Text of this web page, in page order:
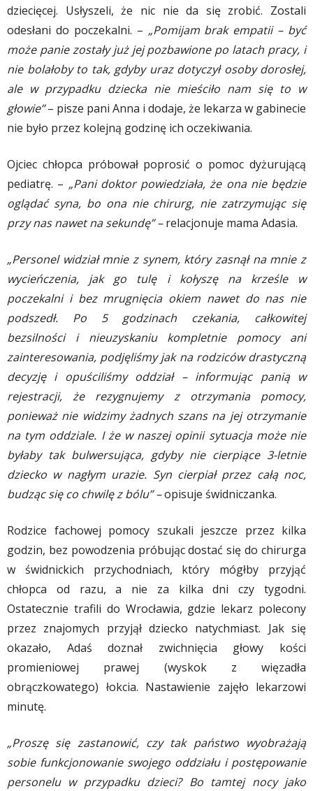
dziecięcej. Usłyszeli, że nic nie da się zrobić. Zostali
odesłani do poczekalni. – „Pomijam brak empatii – być
może panie zostały już jej pozbawione po latach pracy, i
nie bolałoby to tak, gdyby uraz dotyczył osoby dorosłej,
ale w przypadku dziecka nie mieściło nam się to w
głowie”– pisze pani Anna i dodaje, że lekarza w gabinecie
nie było przez kolejną godzinę ich oczekiwania.
Ojciec chłopca próbował poprosić o pomoc dyżurującą
pediatrę. – „Pani doktor powiedziała, że ona nie będzie
oglądać syna, bo ona nie chirurg, nie zatrzymując się
przy nas nawet na sekundę” –relacjonuje mama Adasia.
„Personel widział mnie z synem, który zasnął na mnie z
wycieńczenia, jak go tulę i kołyszę na krześle w
poczekalni i bez mrugnięcia okiem nawet do nas nie
podszedł. Po 5 godzinach czekania, całkowitej
bezsilności i nieuzyskaniu kompletnie pomocy ani
zainteresowania, podjęliśmy jak na rodziców drastyczną
decyzję i opuściliśmy oddział – informując panią w
rejestracji, że rezygnujemy z otrzymania pomocy,
ponieważ nie widzimy żadnych szans na jej otrzymanie
na tym oddziale. I że w naszej opinii sytuacja może nie
byłaby tak bulwersująca, gdyby nie cierpiące 3-letnie
dziecko w nagłym urazie. Syn cierpiał przez całą noc,
budząc się co chwilę z bólu” –opisuje świdniczanka.
Rodzice fachowej pomocy szukali jeszcze przez kilka
godzin, bez powodzenia próbując dostać się do chirurga
w świdnickich przychodniach, który mógłby przyjąć
chłopca od razu, a nie za kilka dni czy tygodni.
Ostatecznie trafili do Wrocławia, gdzie lekarz polecony
przez znajomych przyjął dziecko natychmiast. Jak się
okazało, Adaś doznał zwichnięcia głowy kości
promieniowej prawej (wyskok z więzadła
obrączkowatego) łokcia. Nastawienie zajęło lekarzowi
minutę.
„Proszę się zastanowić, czy tak państwo wyobrażają
sobie funkcjonowanie swojego oddziału i postępowanie
personelu w przypadku dzieci? Bo tamtej nocy jako